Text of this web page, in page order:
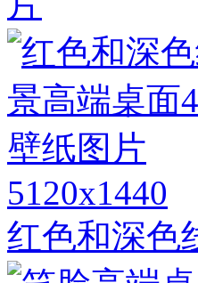
5120x1440
红色和深色